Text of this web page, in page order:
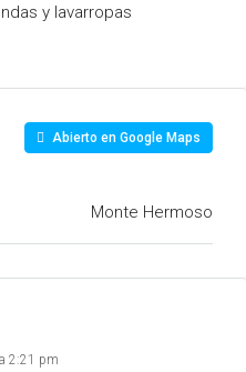
y lavarropas
Abierto en Google Maps
Monte Hermoso
2:21 pm